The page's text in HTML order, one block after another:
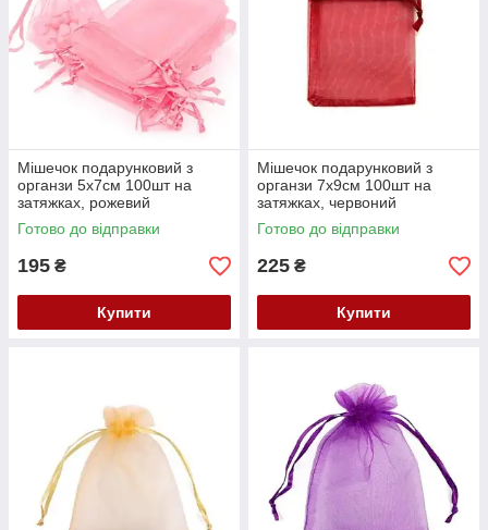
Мішечок подарунковий з
органзи 5x7см 100шт на
затяжках, рожевий
Готово до відправки
195 ₴
Купити
Мішечок подарунковий з
органзи 7x9см 100шт на
затяжках, червоний
Готово до відправки
225 ₴
Купити